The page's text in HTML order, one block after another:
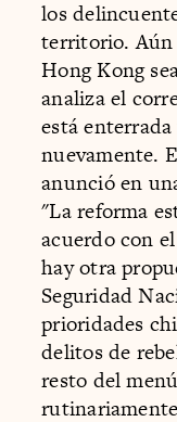
los
territorio. Aún
Hong Kong
analiza el
está
nuevamente.
anunció en
"La reforma
acuerdo con
hay otra
Seguridad
prioridades
delitos de
resto del